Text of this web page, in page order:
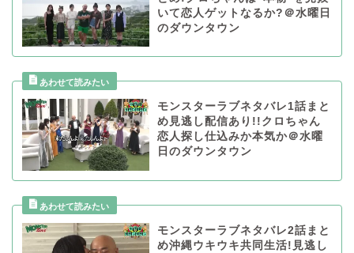
いて恋人ゲットなるか?＠水曜日
のダウンタウン
モンスターラブネタバレ1話まと
め見逃し配信あり!!クロちゃん
恋人探し仕込みか本気か＠水曜
日のダウンタウン
モンスターラブネタバレ2話まと
め沖縄ウキウキ共同生活!見逃し